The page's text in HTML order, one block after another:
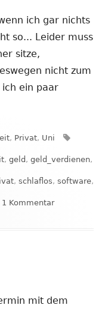
ich gar nichts
so... Leider muss
sitze,
nicht zum
ein paar
, Privat, Uni
, geld , geld_verdienen,
, schlaflos, software,
1 Kommentarzu Ich fühl
mit dem